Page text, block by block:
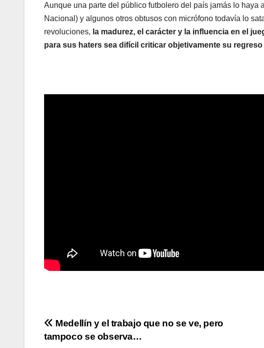
Aunque una parte del público futbolero del país jamás lo haya
Nacional) y algunos otros obtusos con micrófono todavía lo
revoluciones, la madurez, el carácter y la influencia en el
para sus haters sea difícil criticar objetivamente su
Medellín y el trabajo que no se ve, pero
tampoco se observa…